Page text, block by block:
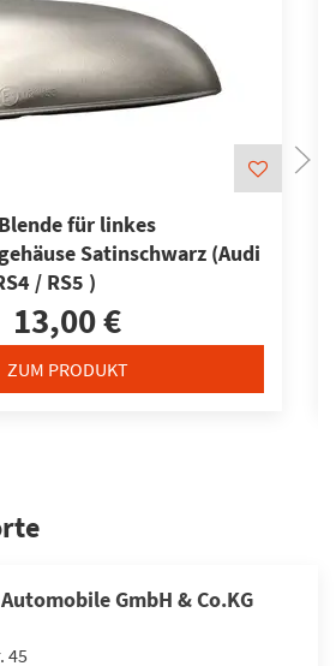
für linkes
Satinschwarz (Audi
/ RS5 )
13,00 €
ZUM PRODUKT
GmbH & Co.KG
45